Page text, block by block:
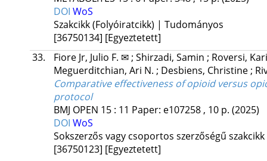
DOI WoS
Szakcikk (Folyóiratcikk) | Tudományos
[36750134] [Egyeztetett]
33.
Fiore Jr, Julio F. ✉ ; Shirzadi, Samin ; Roversi,
Meguerditchian, Ari N. ; Desbiens, Christine ;
Comparative effectiveness of opioid versus
protocol
BMJ OPEN 15: 11 Paper: e107258 , 10 p. (2025)
DOI WoS
Sokszerzős vagy csoportos szerzőségű
[36750123] [Egyeztetett]